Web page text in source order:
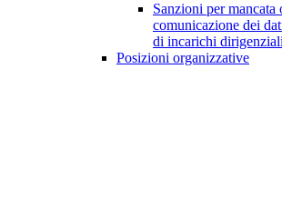
Sanzioni per mancata
comunicazione dei
di incarichi dirigenziali
Posizioni organizzative